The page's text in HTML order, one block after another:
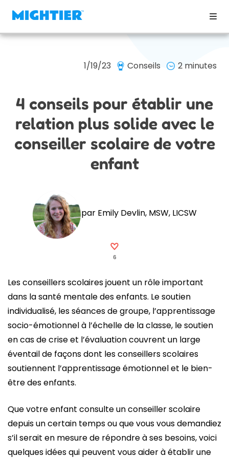
1/19/23 Conseils 2 minutes
4 conseils pour établir une
relation plus solide avec le
conseiller scolaire de votre
enfant
par Emily Devlin, MSW, LICSW
6
Les conseillers scolaires jouent un rôle important
dans la santé mentale des enfants. Le soutien
individualisé, les séances de groupe, l’apprentissage
socio-émotionnel à l’échelle de la classe, le soutien
en cas de crise et l’évaluation couvrent un large
éventail de façons dont les conseillers scolaires
soutiennent l’apprentissage émotionnel et le bien-
être des enfants.
Que votre enfant consulte un conseiller scolaire
depuis un certain temps ou que vous vous demandiez
s’il serait en mesure de répondre à ses besoins, voici
quelques idées qui peuvent vous aider à établir une